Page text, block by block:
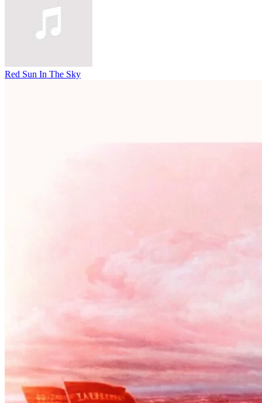
Red Sun In The Sky